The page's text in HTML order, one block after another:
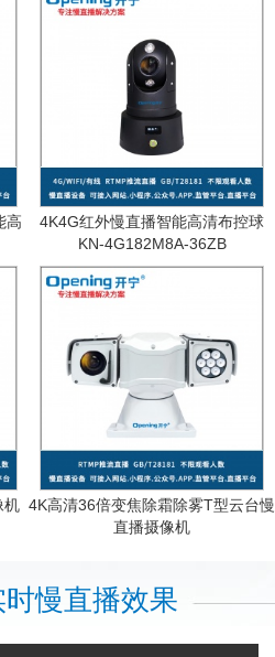
高
4K4G红外慢直播智能高清布控球
KN-4G182M8A-36ZB
机 4K高清36倍变焦除霜除雾T型云台慢
直播摄像机
时慢直播效果